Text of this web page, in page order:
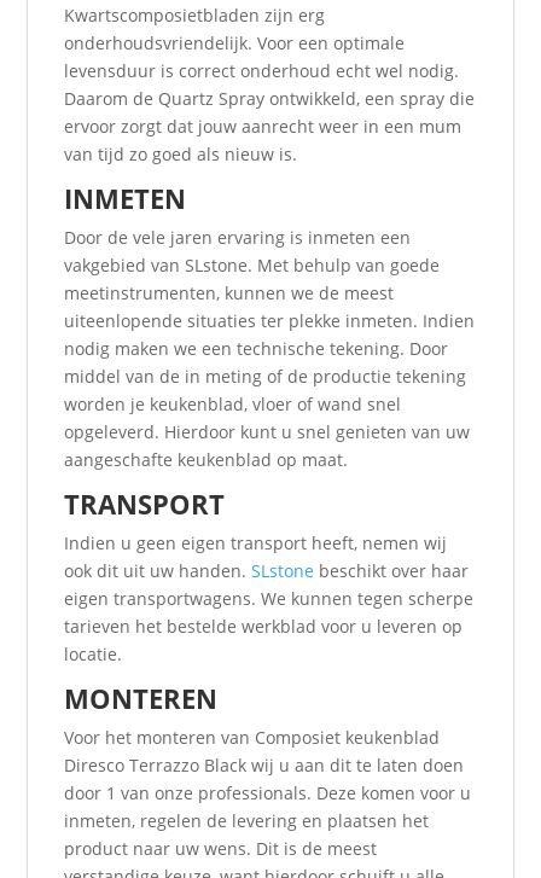
Kwartscomposietbladen zijn erg
onderhoudsvriendelijk. Voor een optimale
levensduur is correct onderhoud echt wel nodig.
Daarom de Quartz Spray ontwikkeld, een spray die
ervoor zorgt dat jouw aanrecht weer in een mum
van tijd zo goed als nieuw is.
INMETEN
Door de vele jaren ervaring is inmeten een
vakgebied van SLstone. Met behulp van goede
meetinstrumenten, kunnen we de meest
uiteenlopende situaties ter plekke inmeten. Indien
nodig maken we een technische tekening. Door
middel van de in meting of de productie tekening
worden je keukenblad, vloer of wand snel
opgeleverd. Hierdoor kunt u snel genieten van uw
aangeschafte keukenblad op maat.
TRANSPORT
Indien u geen eigen transport heeft, nemen wij
ook dit uit uw handen.SLstone beschikt over haar
eigen transportwagens. We kunnen tegen scherpe
tarieven het bestelde werkblad voor u leveren op
locatie.
MONTEREN
Voor het monteren van Composiet keukenblad
Diresco Terrazzo Black wij u aan dit te laten doen
door 1 van onze professionals. Deze komen voor u
inmeten, regelen de levering en plaatsen het
product naar uw wens. Dit is de meest